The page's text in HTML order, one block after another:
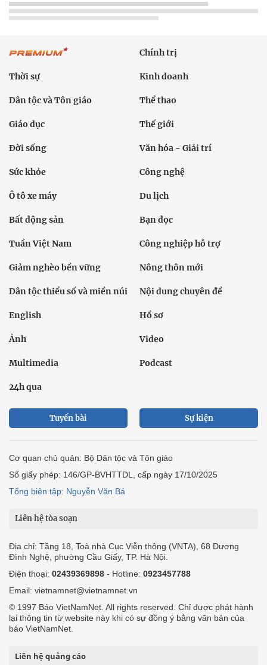
Chính trị
Thời sự Kinh doanh
Dân tộc và Tôn giáo Thể thao
Giáo dục Thế giới
Đời sống Văn hóa - Giải trí
Sức khỏe Công nghệ
Ô tô xe máy Du lịch
Bất động sản Bạn đọc
Tuần Việt Nam Công nghiệp hỗ trợ
Giảm nghèo bền vững Nông thôn mới
Dân tộc thiểu số và miền núi Nội dung chuyên đề
English Hồ sơ
Ảnh Video
Multimedia Podcast
24h qua
Tuyến bài Sự kiện
Cơ quan chủ quản: Bộ Dân tộc và Tôn giáo
Số giấy phép: 146/GP-BVHTTDL, cấp ngày 17/10/2025
Tổng biên tập: Nguyễn Văn Bá
Liên hệ tòa soạn
Địa chỉ: Tầng 18, Toà nhà Cục Viễn thông (VNTA), 68 Dương
Đình Nghệ, phường Cầu Giấy, TP. Hà Nội.
Điện thoại: 02439369898 - Hotline: 0923457788
Email: vietnamnet@vietnamnet.vn
© 1997 Báo VietNamNet. All rights reserved. Chỉ được phát hành
lại thông tin từ website này khi có sự đồng ý bằng văn bản của
báo VietNamNet.
Liên hệ quảng cáo